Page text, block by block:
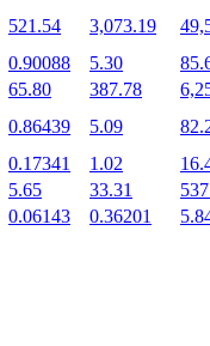
ก Crypto
521.54 3,073.19
0.90088 5.30
65.80 387.78
0.86439 5.09
0.17341 1.02
5.65 33.31
0.06143 0.36201